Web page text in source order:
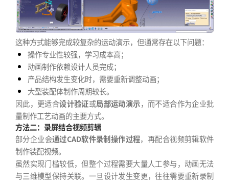
这种方式能够完成较复杂的运动演示，但通常存在以下问题：
操作专业性较强，学习成本高；
动画制作依赖设计人员完成；
产品结构发生变化时，需要重新调整动画；
大型装配体制作周期较长。
因此，更适合设计验证或局部运动演示，而不适合作为企业批
量制作工艺动画的主要方式。
方法二：录屏结合视频剪辑
部分企业会通过CAD软件录制操作过程，再配合视频剪辑软件
制作装配视频。
虽然实现门槛较低，但整个过程需要大量人工参与，动画无法
与三维模型保持关联。一旦设计发生变更，往往需要重新录制